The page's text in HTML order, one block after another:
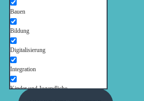
Bauen
Bildung
Digitalisierung
Integration
Kinder und Jugendliche
THEMEN
PRESSE
TERMINE